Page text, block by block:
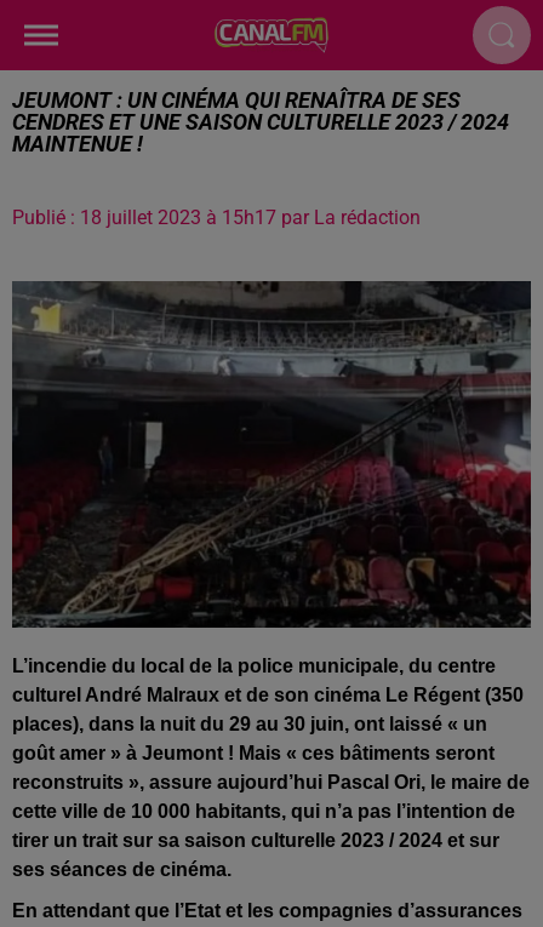
JEUMONT : UN CINÉMA QUI RENAÎTRA DE SES
CENDRES ET UNE SAISON CULTURELLE 2023 / 2024
MAINTENUE !
Publié : 18 juillet 2023 à 15h17 par La rédaction
L’incendie du local de la police municipale, du centre
culturel André Malraux et de son cinéma Le Régent (350
places), dans la nuit du 29 au 30 juin, ont laissé « un
goût amer » à Jeumont ! Mais « ces bâtiments seront
reconstruits », assure aujourd’hui Pascal Ori, le maire de
cette ville de 10 000 habitants, qui n’a pas l’intention de
tirer un trait sur sa saison culturelle 2023 / 2024 et sur
ses séances de cinéma.
En attendant que l’Etat et les compagnies d’assurances